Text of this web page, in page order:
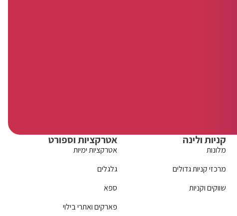
קניות ולינה
מלונות
מרכזי קניות גדולים
שווקים וקניות
אטרקציות וספורט
אטרקציות ימיות
גלגלים
ספא
פארקים ואתרי בילוי